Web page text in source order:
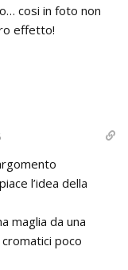
cosi in foto non
effetto!
l’idea della
maglia da una
poco